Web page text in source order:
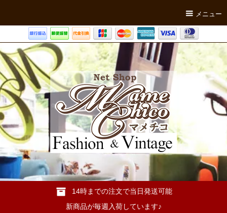
メニュー
14時までの注文で当日発送可能
新商品が毎週入荷しています♪